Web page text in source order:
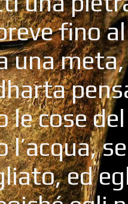
fino
una
le cose
l’acqua,
ed